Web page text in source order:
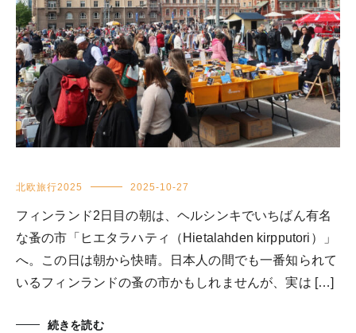
北欧旅行2025 2025-10-27
フィンランド2日目の朝は、ヘルシンキでいちばん有名
な蚤の市「ヒエタラハティ（Hietalahden kirpputori）」
へ。この日は朝から快晴。日本人の間でも一番知られて
いるフィンランドの蚤の市かもしれませんが、実は […]
続きを読む